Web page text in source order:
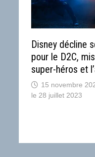
Disney décline
pour le D2C,
super-héros et
15 novembre
28 juillet 2023